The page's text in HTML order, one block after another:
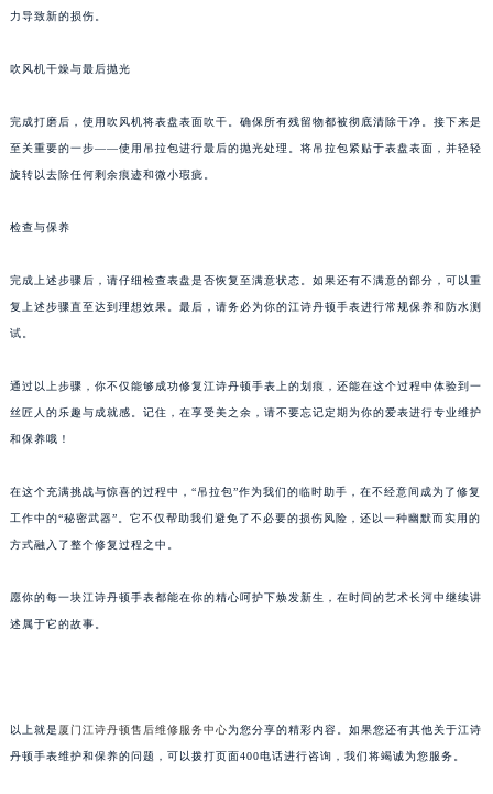
力导致新的损伤。
吹风机干燥与最后抛光
完成打磨后，使用吹风机将表盘表面吹干。确保所有残留物都被彻底清除干净。接下来是
至关重要的一步——使用吊拉包进行最后的抛光处理。将吊拉包紧贴于表盘表面，并轻轻
旋转以去除任何剩余痕迹和微小瑕疵。
检查与保养
完成上述步骤后，请仔细检查表盘是否恢复至满意状态。如果还有不满意的部分，可以重
复上述步骤直至达到理想效果。最后，请务必为你的江诗丹顿手表进行常规保养和防水测
试。
通过以上步骤，你不仅能够成功修复江诗丹顿手表上的划痕，还能在这个过程中体验到一
丝匠人的乐趣与成就感。记住，在享受美之余，请不要忘记定期为你的爱表进行专业维护
和保养哦！
在这个充满挑战与惊喜的过程中，“吊拉包”作为我们的临时助手，在不经意间成为了修复
工作中的“秘密武器”。它不仅帮助我们避免了不必要的损伤风险，还以一种幽默而实用的
方式融入了整个修复过程之中。
愿你的每一块江诗丹顿手表都能在你的精心呵护下焕发新生，在时间的艺术长河中继续讲
述属于它的故事。
以上就是 厦门江诗丹顿售后维修服务中心为您分享的精彩内容。如果您还有其他关于江诗
丹顿手表维护和保养的问题，可以拨打页面400电话进行咨询，我们将竭诚为您服务。